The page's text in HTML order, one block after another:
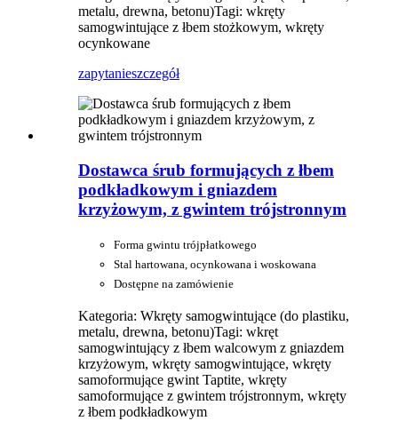
metalu, drewna, betonu)Tagi: wkręty
samogwintujące z łbem stożkowym, wkręty
ocynkowane
zapytanieszczegół
Dostawca śrub formujących z łbem
podkładkowym i gniazdem
krzyżowym, z gwintem trójstronnym
Forma gwintu trójpłatkowego
Stal hartowana, ocynkowana i woskowana
Dostępne na zamówienie
Kategoria: Wkręty samogwintujące (do plastiku,
metalu, drewna, betonu)Tagi: wkręt
samogwintujący z łbem walcowym z gniazdem
krzyżowym, wkręty samogwintujące, wkręty
samoformujące gwint Taptite, wkręty
samoformujące z gwintem trójstronnym, wkręty
z łbem podkładkowym